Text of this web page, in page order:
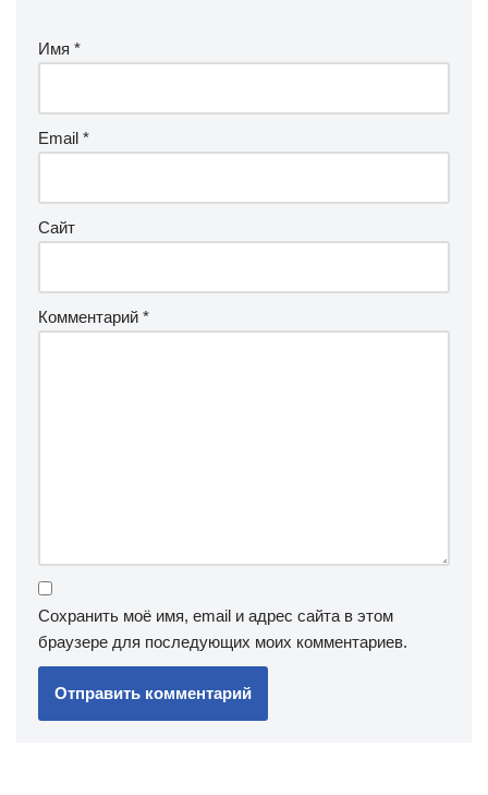
Имя *
Email *
Сайт
Комментарий *
Сохранить моё имя, email и адрес сайта в этом
браузере для последующих моих комментариев.